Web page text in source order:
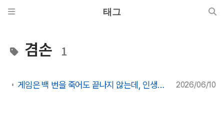
태그
겸손 1
게임은 백 번을 죽어도 끝나지 않는데, 인생은 왜 한 번의 실패로 끝나는가 2026/06/10